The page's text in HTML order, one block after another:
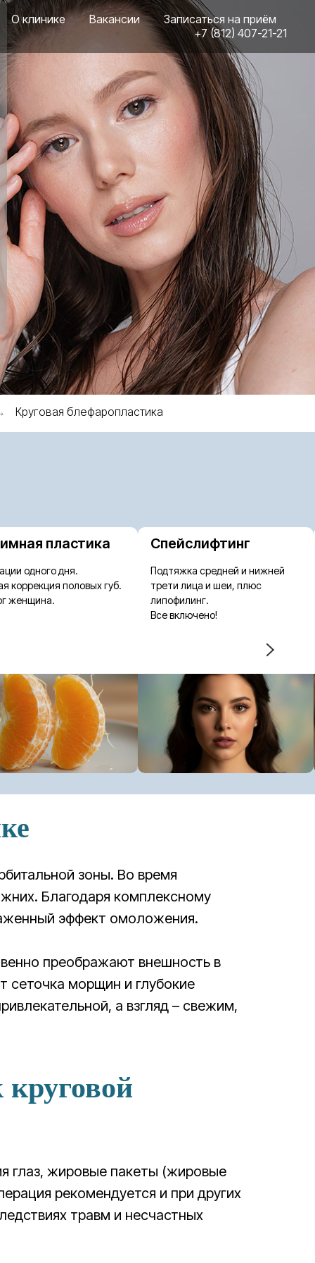
О клинике Вакансии
Записаться на приём
+7 (812) 407-21-21
Круговая блефаропластика
пластика
одного дня.
коррекция половых губ.
женщина.
Спейслифтинг
Подтяжка средней и нижней
трети лица и шеи, плюс
липофилинг.
Все включено!
зоны. Во время
Благодаря комплексному
эффект омоложения.
преображают внешность в
сеточка морщин и глубокие
а взгляд – свежим,
глаз, жировые пакеты (жировые
рекомендуется и при других
травм и несчастных